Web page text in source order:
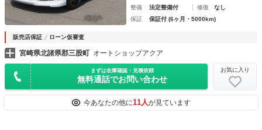
整備
法定整備付 修復
なし
保証
保証付 (6ヶ月・5000km)
販売店保証 ローン仮審査
宮崎県北諸県郡三股町 オートショップアクア
まずは在庫確認・見積依頼
無料通話でお問い合わせ
お気に入り
今あなたの他に11人が見ています